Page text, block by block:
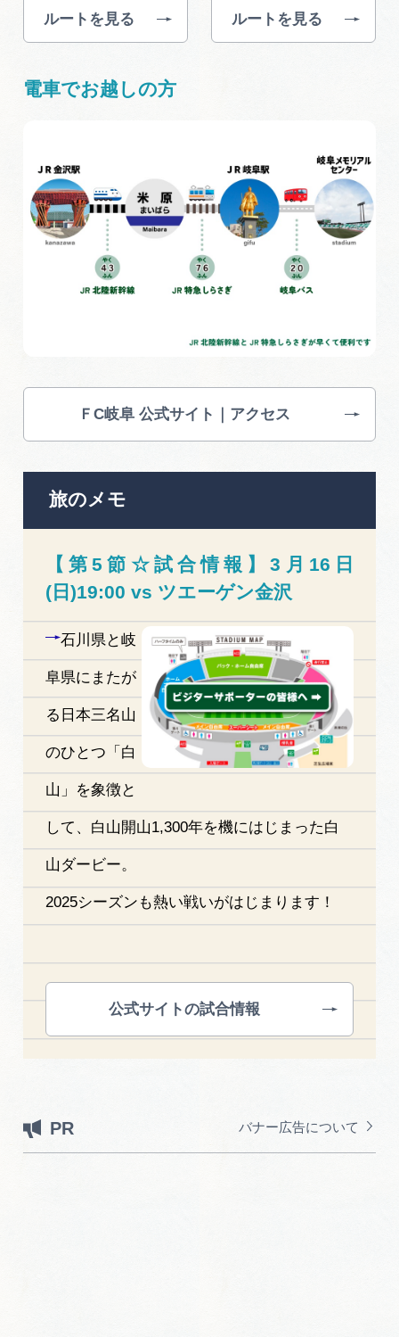
ルートを見る ルートを見る
電車でお越しの方
ＦC岐阜 公式サイト｜アクセス
旅のメモ
【第5節☆試合情報】3月16日
(日)19:00 vs ツエーゲン金沢
石川県と岐
阜県にまたが
る日本三名山
のひとつ「白
山」を象徴と
して、白山開山1,300年を機にはじまった白
山ダービー。
2025シーズンも熱い戦いがはじまります！
公式サイトの試合情報
PR バナー広告について